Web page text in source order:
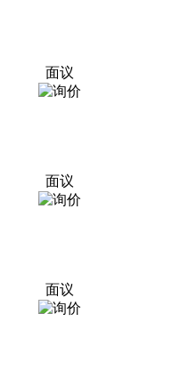
面议
面议
面议